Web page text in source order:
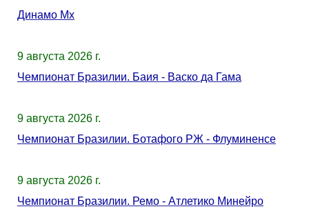
Динамо Мх
9 августа 2026 г.
Чемпионат Бразилии. Баия - Васко да Гама
9 августа 2026 г.
Чемпионат Бразилии. Ботафого РЖ - Флуминенсе
9 августа 2026 г.
Чемпионат Бразилии. Ремо - Атлетико Минейро